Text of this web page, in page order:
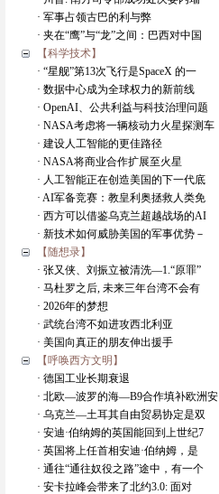
· 军事占领古巴的利与弊
· 夹在“鹰”与“龙”之间：巴西对中国
【科学技术】
· “星舰”第13次飞行是SpaceX 的一
· 数据中心成为全球权力的新前线
· OpenAI、公共利益与科技治理问题
· NASA考虑将一辆核动力火星探测车
· 建设人工智能的更佳路径
· NASA将商业合作扩展至火星
· 人工智能正在创造美国的下一代底
· AI军备竞赛：教皇利奥拯救人类免
· 西方可以借鉴乌克兰超越战场的AI
· 新技术如何威胁美国的军事优势－
【随想录】
· 张又侠、刘振立被清洗―1.“原罪”
· 马杜罗之后, 未来三年台湾不会有
· 2026年的梦想
· 武统台湾不如进攻西北利亚
· 美国向真正的朋友伸出援手
【呼唤西方文明】
· 德国工业长期衰退
· 北欧—波罗的海—B9合作填补欧洲安
· 乌克兰—土耳其自由贸易协定是双
· 安迪·伯纳姆的英国能回到上世纪7
· 英国将上任首相安迪·伯纳姆，是
· 通往“通往奴役之路”途中，有一个
· 安卡拉峰会带来了北约3.0: 面对